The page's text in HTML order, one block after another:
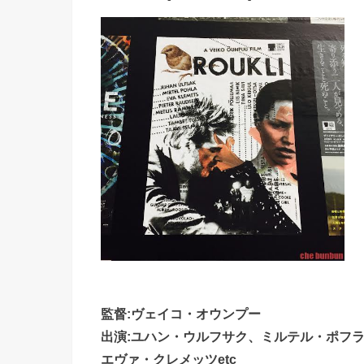
監督:ヴェイコ・オウンプー
出演:ユハン・ウルフサク、ミルテル・ポフラ
エヴァ・クレメッツetc